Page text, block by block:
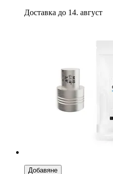
Доставка до 14. август
Добавяне